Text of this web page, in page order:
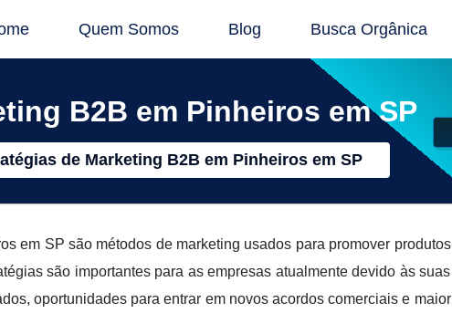
Quem Somos Blog Busca Orgânica
B2B em Pinheiros em SP
de Marketing B2B em Pinheiros em SP
em SP são métodos de marketing usados para promover produtos
são importantes para as empresas atualmente devido às suas
oportunidades para entrar em novos acordos comerciais e maior